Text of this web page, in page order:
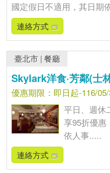
國定假日不適用，其日期
連絡方式
臺北市 |餐廳
Skylark洋食·芳鄰(士
優惠期限：即日起-116/05/
平日、週休
享95折優惠
依人事.....
連絡方式